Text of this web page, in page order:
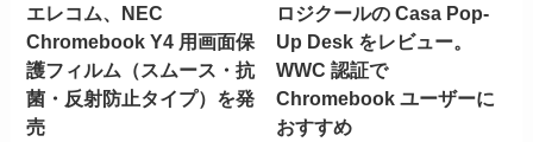
エレコム、NEC
Chromebook Y4 用画面保
護フィルム（スムース・抗
菌・反射防止タイプ）を発
売
ロジクールの Casa Pop-
Up Desk をレビュー。
WWC 認証で
Chromebook ユーザーに
おすすめ